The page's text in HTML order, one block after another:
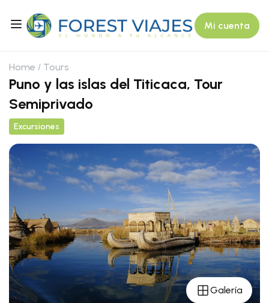
Mi cuenta
Home Tours
Puno y las islas del Titicaca, Tour
Semiprivado
Excursiones
Galería